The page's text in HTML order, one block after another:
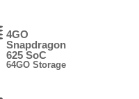
4GO
Snapdragon
625 SoC
64GO Storage